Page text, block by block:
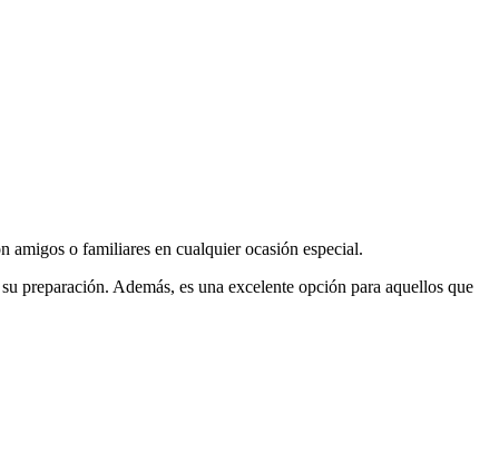
amigos o familiares en cualquier ocasión especial.
preparación. Además, es una excelente opción para aquellos que